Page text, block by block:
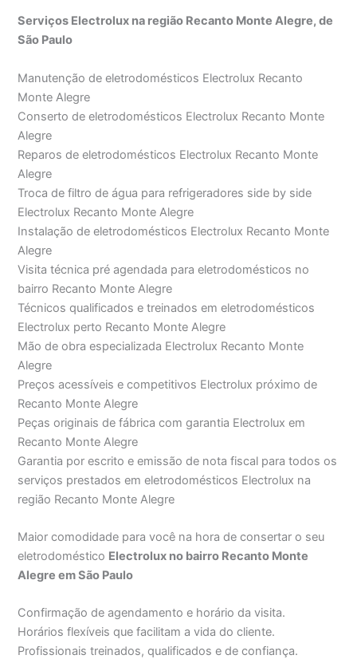
Serviços Electrolux na região Recanto Monte Alegre, de
São Paulo
Manutenção de eletrodomésticos Electrolux Recanto
Monte Alegre
Conserto de eletrodomésticos Electrolux Recanto Monte
Alegre
Reparos de eletrodomésticos Electrolux Recanto Monte
Alegre
Troca de filtro de água para refrigeradores side by side
Electrolux Recanto Monte Alegre
Instalação de eletrodomésticos Electrolux Recanto Monte
Alegre
Visita técnica pré agendada para eletrodomésticos no
bairro Recanto Monte Alegre
Técnicos qualificados e treinados em eletrodomésticos
Electrolux perto Recanto Monte Alegre
Mão de obra especializada Electrolux Recanto Monte
Alegre
Preços acessíveis e competitivos Electrolux próximo de
Recanto Monte Alegre
Peças originais de fábrica com garantia Electrolux em
Recanto Monte Alegre
Garantia por escrito e emissão de nota fiscal para todos os
serviços prestados em eletrodomésticos Electrolux na
região Recanto Monte Alegre
Maior comodidade para você na hora de consertar o seu
eletrodoméstico Electrolux no bairro Recanto Monte
Alegre em São Paulo
Confirmação de agendamento e horário da visita.
Horários flexíveis que facilitam a vida do cliente.
Profissionais treinados, qualificados e de confiança.